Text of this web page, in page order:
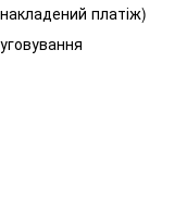
платіж)